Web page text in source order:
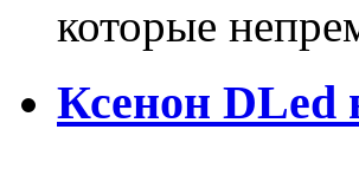
которые
Ксенон DLed